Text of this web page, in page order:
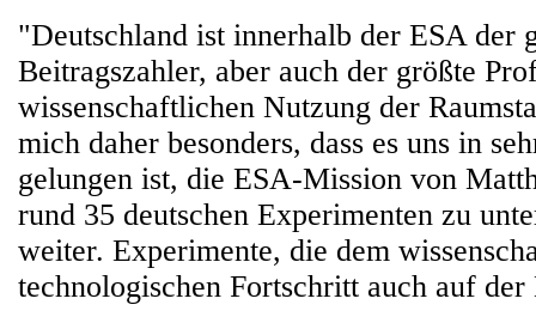
"Deutschland ist innerhalb der ESA der
Beitragszahler, aber auch der größte
wissenschaftlichen Nutzung der
mich daher besonders, dass es uns in
gelungen ist, die ESA-Mission von
rund 35 deutschen Experimenten zu
weiter. Experimente, die dem
technologischen Fortschritt auch auf